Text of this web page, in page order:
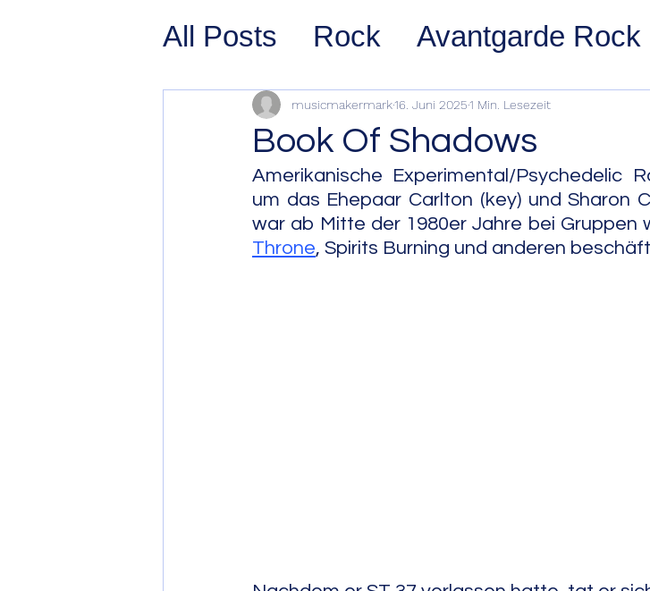
All Posts Rock Avantgarde Rock
Prog Rock Post Rock Noise
Psychedelic/Space Rock
Hard Rock Garage Rock Indie
Book Of Shadows
musicmakermark16. Juni 20251 Min. Lesezeit
Amerikanische Experimental/Psychedelic
um das Ehepaar Carlton (key) und Sharon
war ab Mitte der 1980er Jahre bei Gruppen
Throne, Spirits Burning und anderen